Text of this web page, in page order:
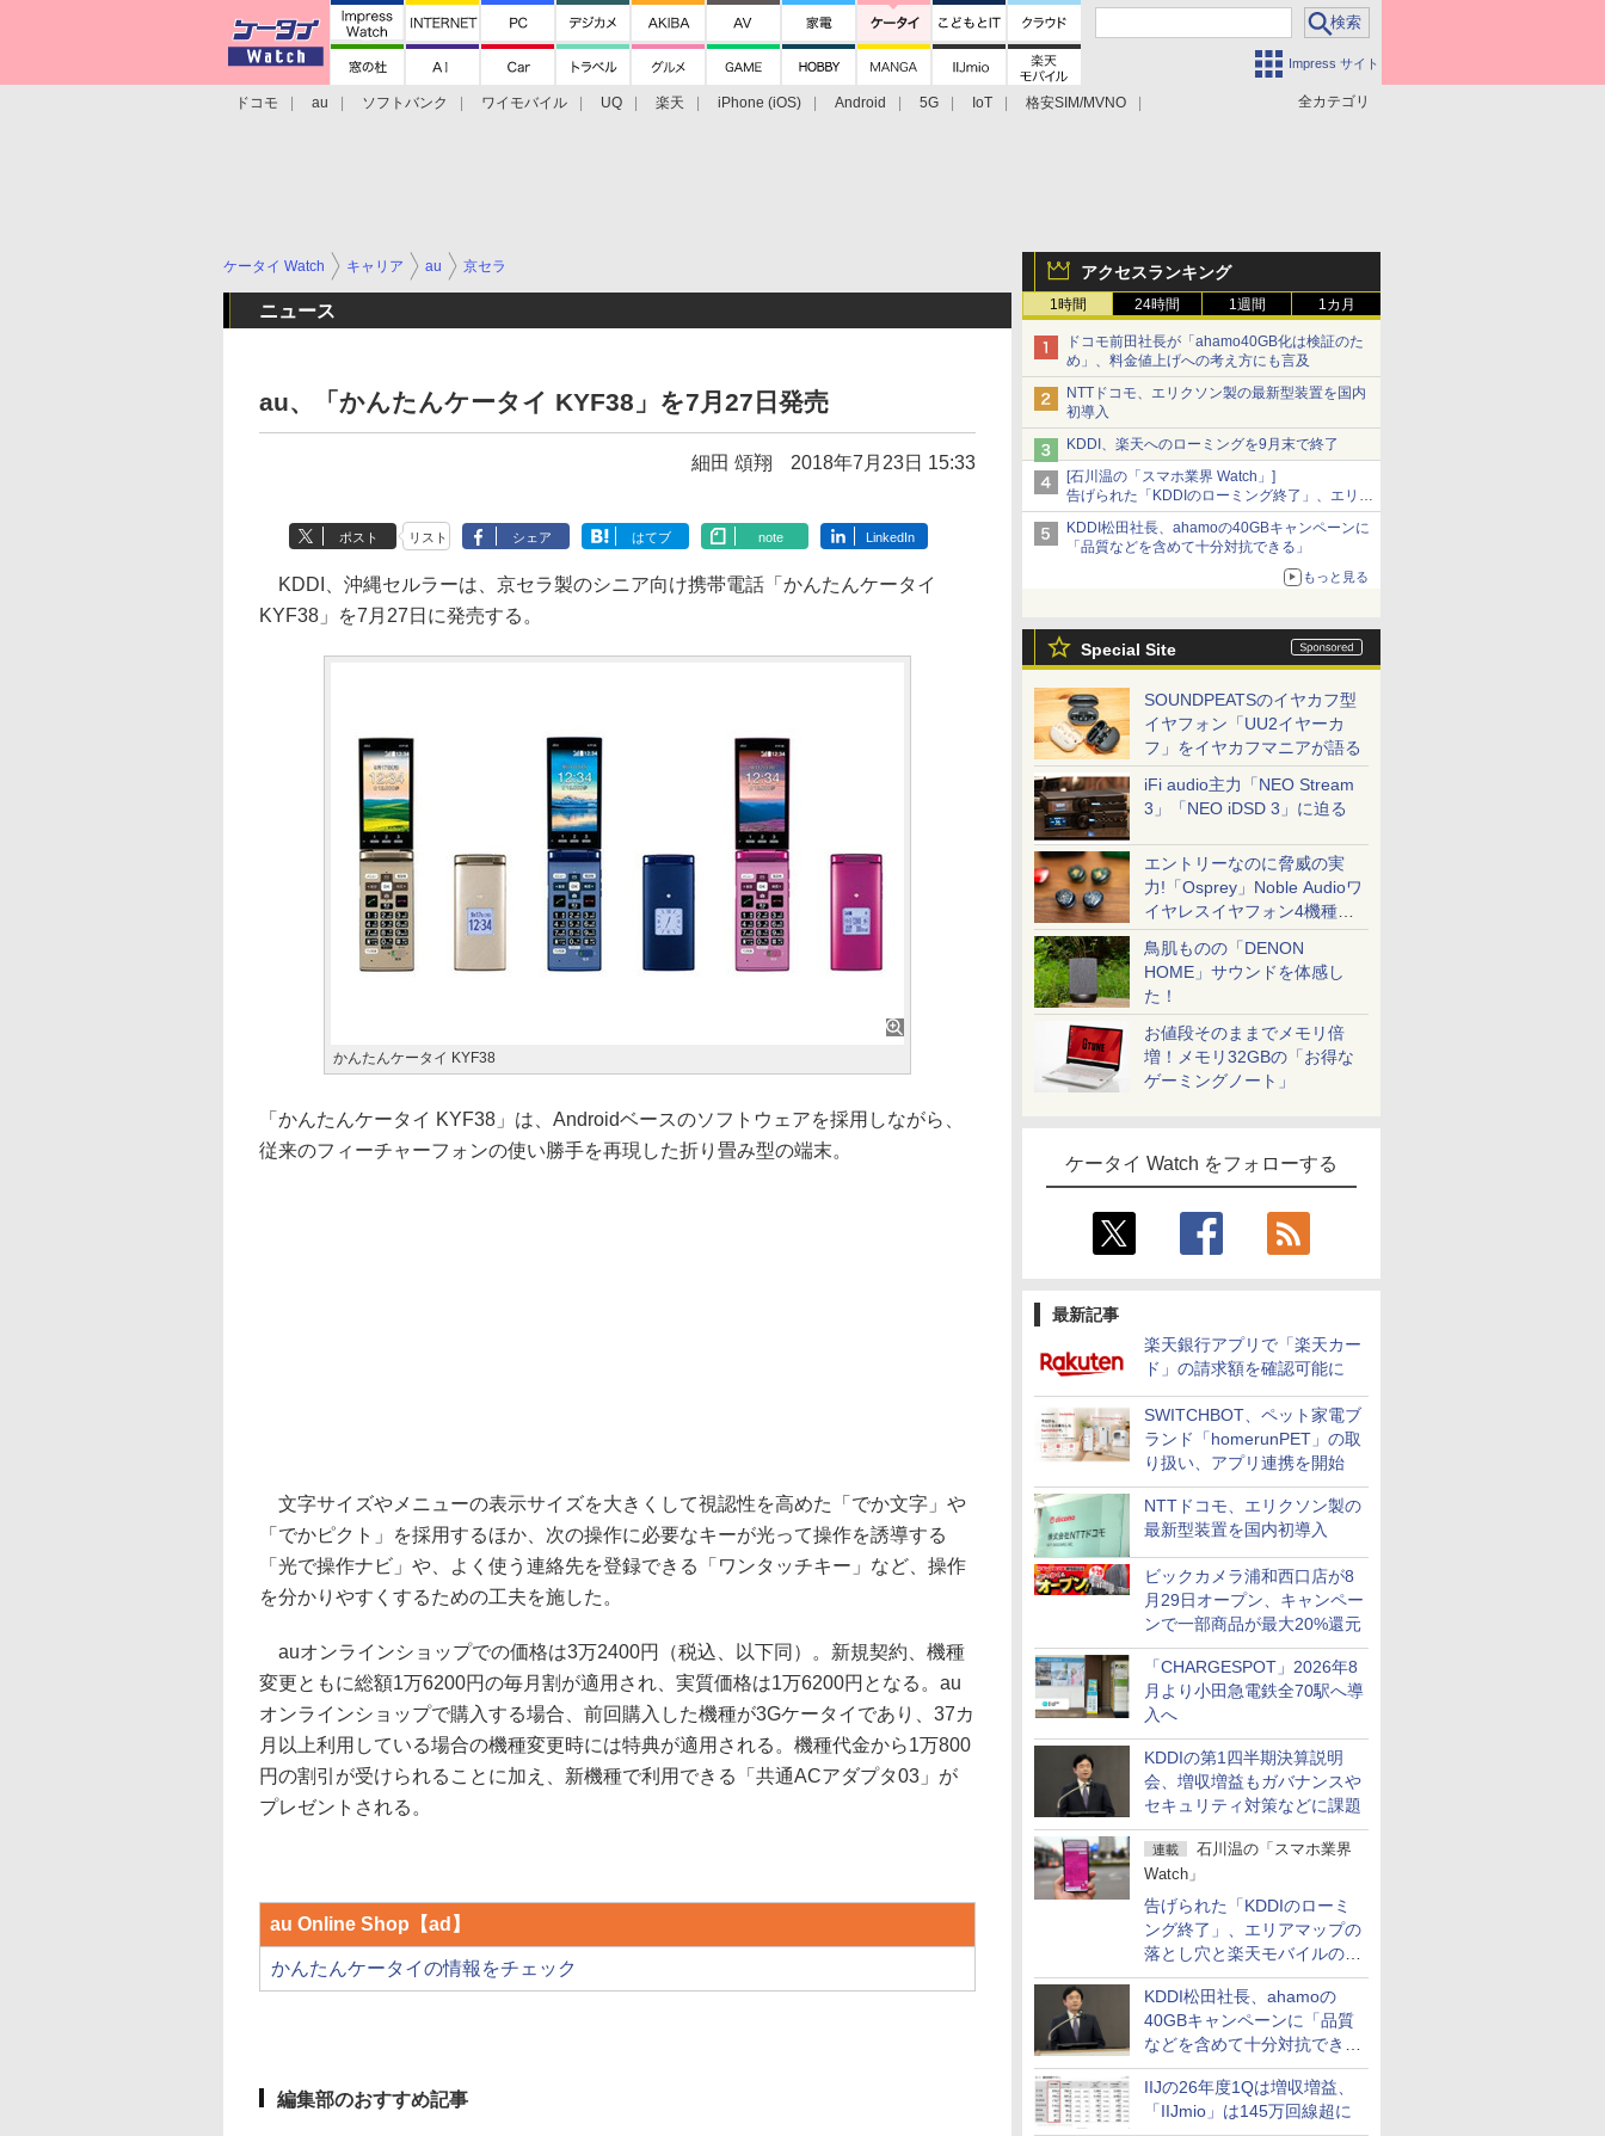
Impress サイト
全カテゴリ
ドコモ au ソフトバンク ワイモバイル UQ 楽天 iPhone (iOS) Android 5G IoT
格安SIM/MVNO
アクセスランキング
1時間 24時間 1週間 1カ月
ドコモ前田社長が「ahamo40GB化は検証のた
め」、料金値上げへの考え方にも言及
NTTドコモ、エリクソン製の最新型装置を国内
初導入
KDDI、楽天へのローミングを9月末で終了
[石川温の「スマホ業界 Watch」]
告げられた「KDDIのローミング終了」、エリア
マップの落とし穴と楽天モバイルの課題
KDDI松田社長、ahamoの40GBキャンペーンに
「品質などを含めて十分対抗できる」
もっと見る
Special Site
SOUNDPEATSのイヤカフ型
イヤフォン「UU2イヤーカ
フ」をイヤカフマニアが語る
iFi audio主力「NEO Stream
3」「NEO iDSD 3」に迫る
エントリーなのに脅威の実
力!「Osprey」Noble Audioワ
イヤレスイヤフォン4機種を
一気に聴く
鳥肌ものの「DENON
HOME」サウンドを体感し
た！
お値段そのままでメモリ倍
増！メモリ32GBの「お得な
ゲーミングノート」
ケータイ Watch をフォローする
最新記事
楽天銀行アプリで「楽天カー
ド」の請求額を確認可能に
SWITCHBOT、ペット家電ブ
ランド「homerunPET」の取
り扱い、アプリ連携を開始
NTTドコモ、エリクソン製の
最新型装置を国内初導入
ビックカメラ浦和西口店が8
月29日オープン、キャンペー
ンで一部商品が最大20%還元
「CHARGESPOT」2026年8
月より小田急電鉄全70駅へ導
入へ
KDDIの第1四半期決算説明
会、増収増益もガバナンスや
セキュリティ対策などに課題
連載
石川温の「スマホ業界
Watch」
告げられた「KDDIのローミ
ング終了」、エリアマップの
落とし穴と楽天モバイルの課
題
KDDI松田社長、ahamoの
40GBキャンペーンに「品質
などを含めて十分対抗でき
る」
IIJの26年度1Qは増収増益、
「IIJmio」は145万回線超に
ケータイ Watch キャリア au 京セラ
ニュース
au、「かんたんケータイ KYF38」を7月27日発売
細田 頌翔 2018年7月23日 15:33
ポスト リスト シェア はてブ note LinkedIn
KDDI、沖縄セルラーは、京セラ製のシニア向け携帯電話「かんたんケータイ
KYF38」を7月27日に発売する。
かんたんケータイ KYF38
「かんたんケータイ KYF38」は、Androidベースのソフトウェアを採用しながら、
従来のフィーチャーフォンの使い勝手を再現した折り畳み型の端末。
文字サイズやメニューの表示サイズを大きくして視認性を高めた「でか文字」や
「でかピクト」を採用するほか、次の操作に必要なキーが光って操作を誘導する
「光で操作ナビ」や、よく使う連絡先を登録できる「ワンタッチキー」など、操作
を分かりやすくするための工夫を施した。
auオンラインショップでの価格は3万2400円（税込、以下同）。新規契約、機種
変更ともに総額1万6200円の毎月割が適用され、実質価格は1万6200円となる。au
オンラインショップで購入する場合、前回購入した機種が3Gケータイであり、37カ
月以上利用している場合の機種変更時には特典が適用される。機種代金から1万800
円の割引が受けられることに加え、新機種で利用できる「共通ACアダプタ03」が
プレゼントされる。
au Online Shop【ad】
かんたんケータイの情報をチェック
編集部のおすすめ記事